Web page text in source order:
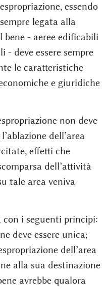
espropriazione, essendo
sempre legata alla
- aeree edificabili
deve essere sempre
le caratteristiche
e giuridiche
non deve
dell’area
effetti che
dell’attività
tale area veniva
i seguenti principi:
deve essere unica;
dell’area
alla sua destinazione
avrebbe qualora